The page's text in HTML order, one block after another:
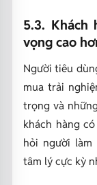
5.3. Khách
vọng cao
Người tiêu
mua trải
trọng và
khách hàng
hỏi người làm
tâm lý cực kỳ